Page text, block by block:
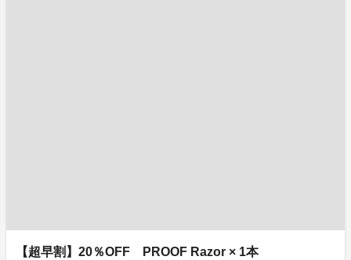
【超早割】20％OFF PROOF Razor × 1本